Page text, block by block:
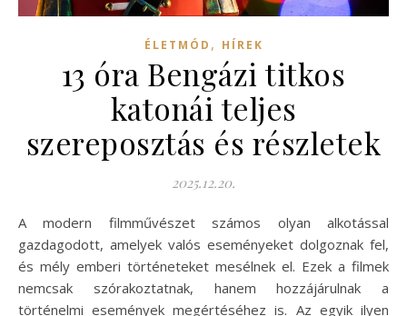
ÉLETMÓD , HÍREK
13 óra Bengázi titkos
katonái teljes
szereposztás és részletek
2025.12.20.
A modern filmművészet számos olyan alkotással
gazdagodott, amelyek valós eseményeket dolgoznak fel,
és mély emberi történeteket mesélnek el. Ezek a filmek
nemcsak szórakoztatnak, hanem hozzájárulnak a
történelmi események megértéséhez is. Az egyik ilyen